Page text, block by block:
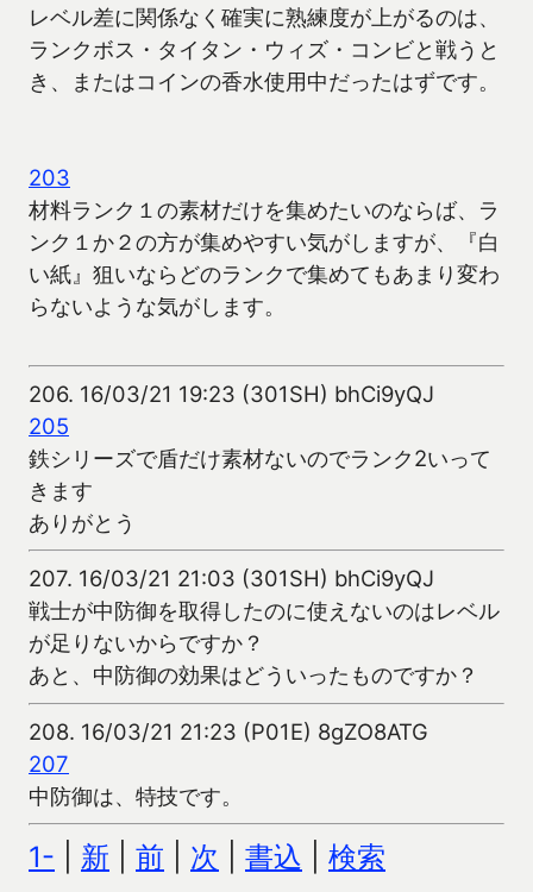
レベル差に関係なく確実に熟練度が上がるのは、
ランクボス・タイタン・ウィズ・コンビと戦うと
き、またはコインの香水使用中だったはずです。
203
材料ランク１の素材だけを集めたいのならば、ラ
ンク１か２の方が集めやすい気がしますが、『白
い紙』狙いならどのランクで集めてもあまり変わ
らないような気がします。
206. 16/03/21 19:23 (301SH) bhCi9yQJ
205
鉄シリーズで盾だけ素材ないのでランク2いって
きます
ありがとう
207. 16/03/21 21:03 (301SH) bhCi9yQJ
戦士が中防御を取得したのに使えないのはレベル
が足りないからですか？
あと、中防御の効果はどういったものですか？
208. 16/03/21 21:23 (P01E) 8gZO8ATG
207
中防御は、特技です。
1- 新 前 次 書込 検索